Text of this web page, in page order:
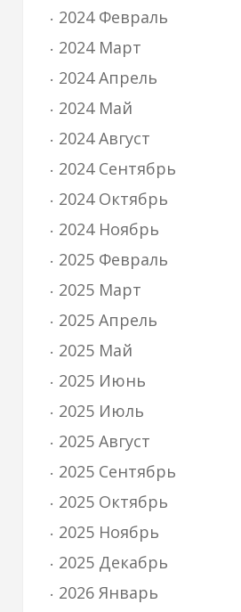
2024 Февраль
2024 Март
2024 Апрель
2024 Май
2024 Август
2024 Сентябрь
2024 Октябрь
2024 Ноябрь
2025 Февраль
2025 Март
2025 Апрель
2025 Май
2025 Июнь
2025 Июль
2025 Август
2025 Сентябрь
2025 Октябрь
2025 Ноябрь
2025 Декабрь
2026 Январь